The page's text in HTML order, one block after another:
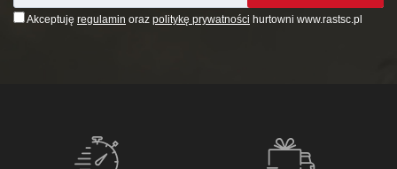
Akceptuję regulamin oraz politykę prywatności hurtowni www.rastsc.pl